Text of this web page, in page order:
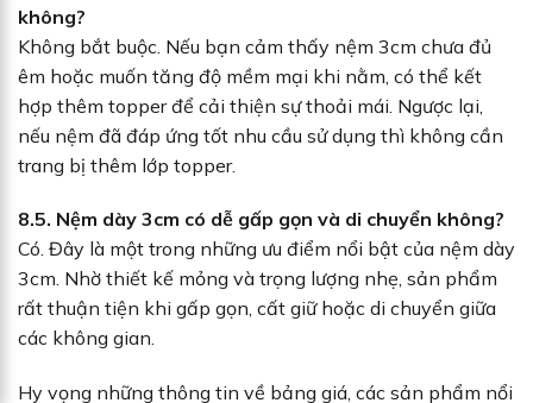
không?
Không bắt buộc. Nếu bạn cảm thấy nệm 3cm chưa đủ
êm hoặc muốn tăng độ mềm mại khi nằm, có thể kết
hợp thêm topper để cải thiện sự thoải mái. Ngược lại,
nếu nệm đã đáp ứng tốt nhu cầu sử dụng thì không cần
trang bị thêm lớp topper.
8.5. Nệm dày 3cm có dễ gấp gọn và di chuyển không?
Có. Đây là một trong những ưu điểm nổi bật của nệm dày
3cm. Nhờ thiết kế mỏng và trọng lượng nhẹ, sản phẩm
rất thuận tiện khi gấp gọn, cất giữ hoặc di chuyển giữa
các không gian.
Hy vọng những thông tin về bảng giá, các sản phẩm nổi